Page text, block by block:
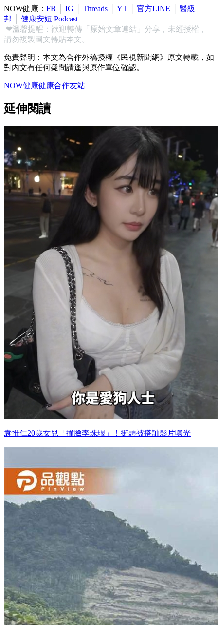
NOW健康： FB IG Threads YT 官方LINE
醫級
邦
健康安妞 Podcast
❤溫馨提醒：歡迎轉傳「原始文章連結」分享，未經授權，
請勿複製圖文轉貼本文。
免責聲明：本文為合作外稿授權《民視新聞網》原文轉載，如
對內文有任何疑問請逕與原作單位確認。
NOW健康健康合作友站
延伸閱讀
袁惟仁20歲女兒「撞臉李珠珢」！街頭被搭訕影片曝光